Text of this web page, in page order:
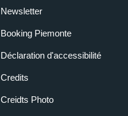
Newsletter
Booking Piemonte
Déclaration d'accessibilité
Credits
Creidts Photo